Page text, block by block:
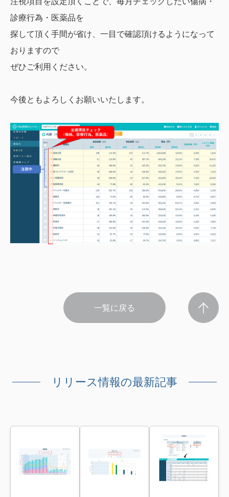
診療行為・医薬品を
探して頂く手間が省け、一目で確認頂けるようになって
おりますので
ぜひご利用ください。
今後ともよろしくお願いいたします。
一覧に戻る
リリース情報の最新記事